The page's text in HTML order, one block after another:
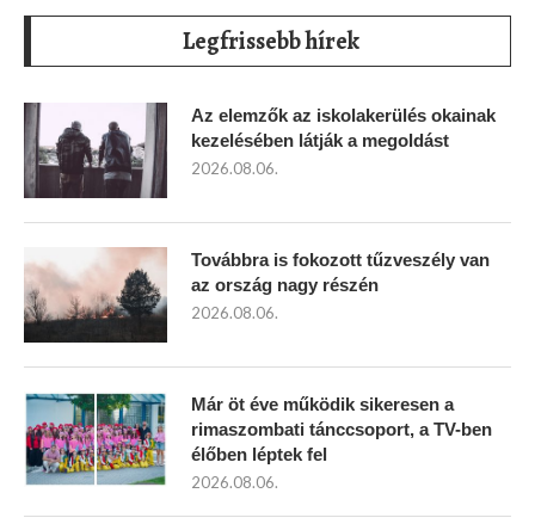
Legfrissebb hírek
Az elemzők az iskolakerülés okainak
kezelésében látják a megoldást
2026.08.06.
Továbbra is fokozott tűzveszély van
az ország nagy részén
2026.08.06.
Már öt éve működik sikeresen a
rimaszombati tánccsoport, a TV-ben
élőben léptek fel
2026.08.06.